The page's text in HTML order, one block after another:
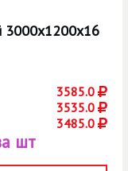
3000х1200х16
3585.0
3535.0
3485.0
шт